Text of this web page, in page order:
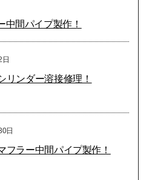
間パイプ製作！
日
ンダー溶接修理！
日
フラー中間パイプ製作！